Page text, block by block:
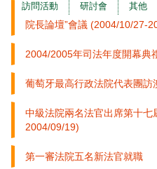
統計資料
財產申報查閱
下載區
法院電子平台
訪問活動
研討會 其他
院長論壇”會議 (2004/10/27-
2004/2005年司法年度開幕典
葡萄牙最高行政法院代表團
中級法院兩名法官出席第十
2004/09/19)
第一審法院五名新法官就職